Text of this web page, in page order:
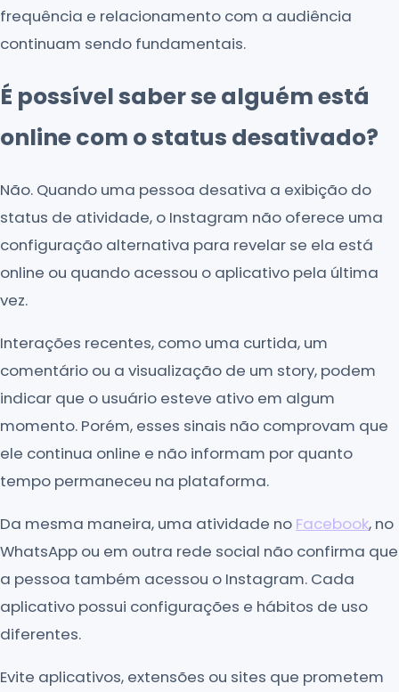
frequência e relacionamento com a audiência
continuam sendo fundamentais.
É possível saber se alguém está
online com o status desativado?
Não. Quando uma pessoa desativa a exibição do
status de atividade, o Instagram não oferece uma
configuração alternativa para revelar se ela está
online ou quando acessou o aplicativo pela última
vez.
Interações recentes, como uma curtida, um
comentário ou a visualização de um story, podem
indicar que o usuário esteve ativo em algum
momento. Porém, esses sinais não comprovam que
ele continua online e não informam por quanto
tempo permaneceu na plataforma.
Da mesma maneira, uma atividade no Facebook, no
WhatsApp ou em outra rede social não confirma que
a pessoa também acessou o Instagram. Cada
aplicativo possui configurações e hábitos de uso
diferentes.
Evite aplicativos, extensões ou sites que prometem